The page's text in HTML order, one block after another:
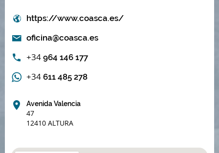
https://www.coasca.es/
oficina@coasca.es
+34 964 146 177
+34 611 485 278
Avenida Valencia
47
12410 ALTURA